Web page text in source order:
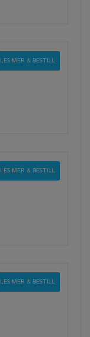
LES MER & BESTILL
LES MER & BESTILL
LES MER & BESTILL